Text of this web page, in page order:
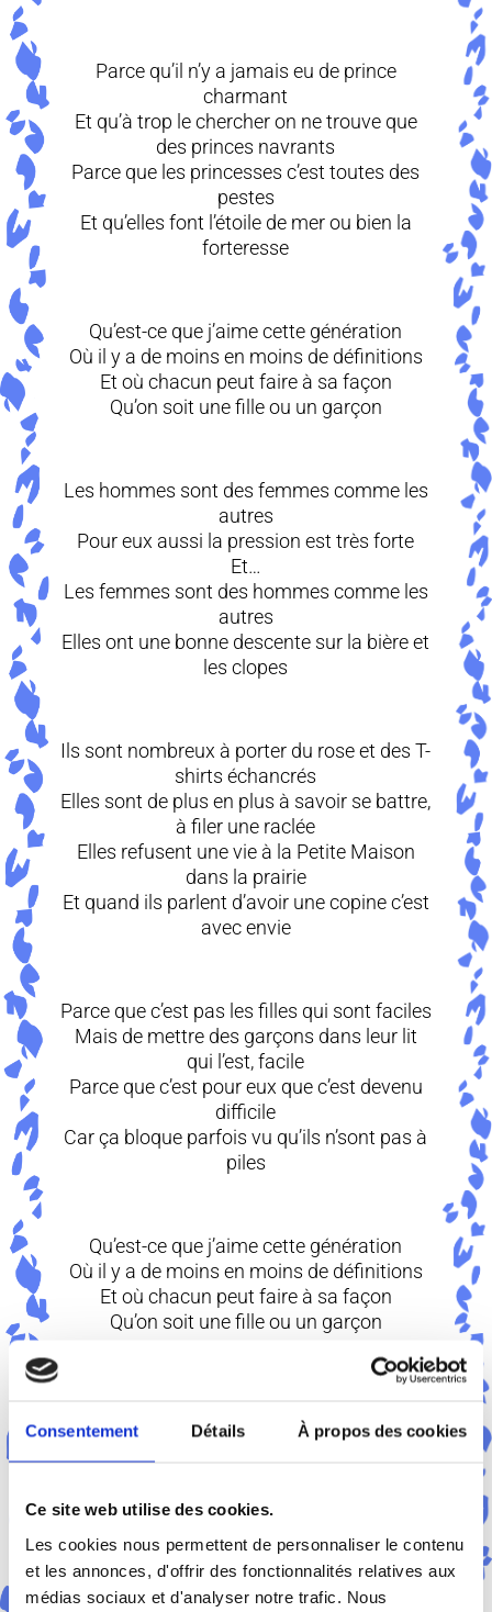
Consentement Détails À propos des cookies
Ce site web utilise des cookies.
Les cookies nous permettent de personnaliser le contenu
et les annonces, d'offrir des fonctionnalités relatives aux
médias sociaux et d'analyser notre trafic. Nous
Parce qu’il n’y a jamais eu de prince
charmant
Et qu’à trop le chercher on ne trouve que
des princes navrants
Parce que les princesses c’est toutes des
pestes
Et qu’elles font l’étoile de mer ou bien la
forteresse
Qu’est-ce que j’aime cette génération
Où il y a de moins en moins de définitions
Et où chacun peut faire à sa façon
Qu’on soit une fille ou un garçon
Les hommes sont des femmes comme les
autres
Pour eux aussi la pression est très forte
Et…
Les femmes sont des hommes comme les
autres
Elles ont une bonne descente sur la bière et
les clopes
Ils sont nombreux à porter du rose et des T-
shirts échancrés
Elles sont de plus en plus à savoir se battre,
à filer une raclée
Elles refusent une vie à la Petite Maison
dans la prairie
Et quand ils parlent d’avoir une copine c’est
avec envie
Parce que c’est pas les filles qui sont faciles
Mais de mettre des garçons dans leur lit
qui l’est, facile
Parce que c’est pour eux que c’est devenu
difficile
Car ça bloque parfois vu qu’ils n’sont pas à
piles
Qu’est-ce que j’aime cette génération
Où il y a de moins en moins de définitions
Et où chacun peut faire à sa façon
Qu’on soit une fille ou un garçon
autres
Pourtant ils leur tiennent toujours la porte
Les hommes sont des femmes comme les
C’est dans leurs magazines à elles qu’ils
lisent leur horoscope